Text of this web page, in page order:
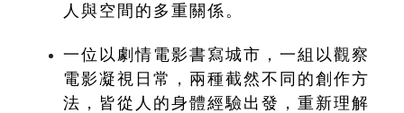
人與空間的多重關係。
一位以劇情電影書寫城市，一組以觀察
電影凝視日常，兩種截然不同的創作方
法，皆從人的身體經驗出發，重新理解